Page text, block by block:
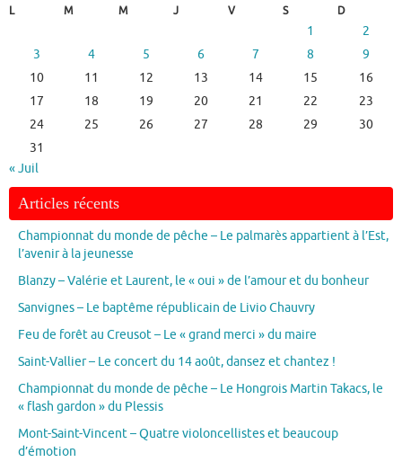
L
M M J V S D
1
2
3
4 5 6 7 8
9
10
11 12 13 14 15
16
17
18 19 20 21 22
23
24
25 26 27 28 29
30
31
« Juil
Articles récents
Championnat du monde de pêche – Le palmarès appartient à l’Est,
l’avenir à la jeunesse
Blanzy – Valérie et Laurent, le « oui » de l’amour et du bonheur
Sanvignes – Le baptême républicain de Livio Chauvry
Feu de forêt au Creusot – Le « grand merci » du maire
Saint-Vallier – Le concert du 14 août, dansez et chantez !
Championnat du monde de pêche – Le Hongrois Martin Takacs, le
« flash gardon » du Plessis
Mont-Saint-Vincent – Quatre violoncellistes et beaucoup
d’émotion